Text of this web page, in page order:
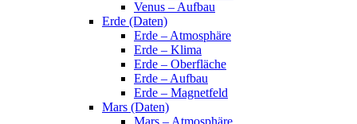
Venus – Aufbau
Erde (Daten)
Erde – Atmosphäre
Erde – Klima
Erde – Oberfläche
Erde – Aufbau
Erde – Magnetfeld
Mars (Daten)
Mars – Atmosphäre